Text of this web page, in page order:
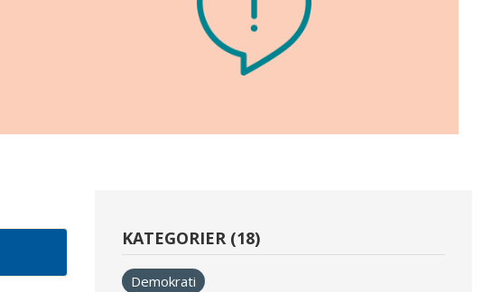
KATEGORIER (18)
Demokrati